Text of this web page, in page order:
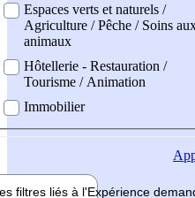
Espaces verts et naturels /
Agriculture / Pêche / Soins
animaux
Hôtellerie - Restauration /
Tourisme / Animation
Immobilier
filtres liés à l'Expérience